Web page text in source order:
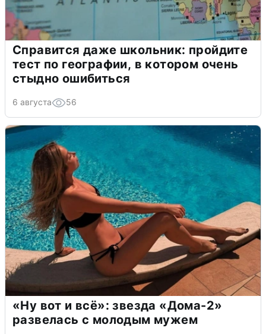
Справится даже школьник: пройдите
тест по географии, в котором очень
стыдно ошибиться
6 августа 56
«Ну вот и всё»: звезда «Дома-2»
развелась с молодым мужем